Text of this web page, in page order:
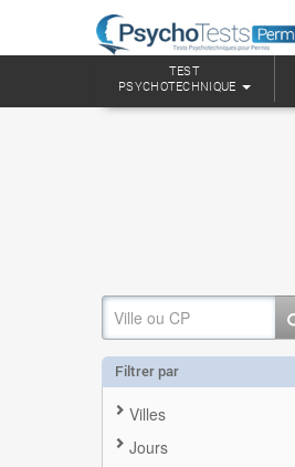
TEST
PSYCHOTECHNIQUE
Filtrer par
Villes
Jours